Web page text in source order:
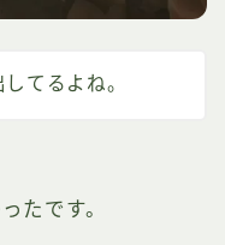
てるよね。
たです。